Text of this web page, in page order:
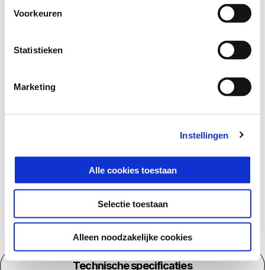
Voorkeuren
Statistieken
Marketing
Instellingen
Alle cookies toestaan
Selectie toestaan
Alleen noodzakelijke cookies
Meer informatie
Meer informatie
MeerMeer
Technische specificaties